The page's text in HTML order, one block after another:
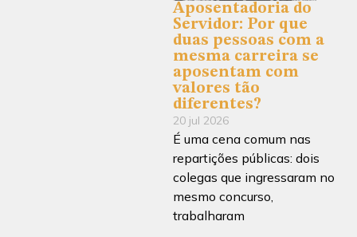
Aposentadoria do
Servidor: Por que
duas pessoas com a
mesma carreira se
aposentam com
valores tão
diferentes?
20 jul 2026
É uma cena comum nas
repartições públicas: dois
colegas que ingressaram no
mesmo concurso,
trabalharam